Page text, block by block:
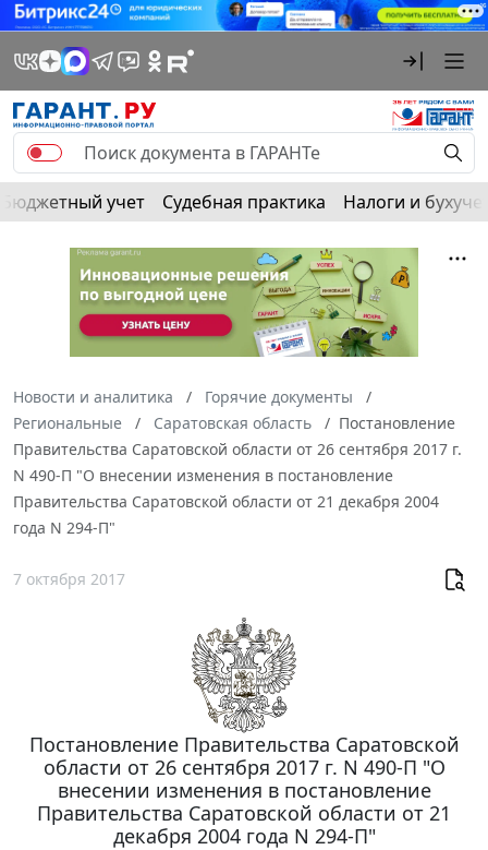
Бюджетный учет Судебная практика Налоги и
Новости и аналитика
Горячие документы
Региональные
Саратовская область
Постановление
Правительства Саратовской области от 26 сентября 2017 г.
N 490-П "О внесении изменения в постановление
Правительства Саратовской области от 21 декабря 2004
года N 294-П"
7 октября 2017
Постановление Правительства Саратовской
области от 26 сентября 2017 г. N 490-П "О
внесении изменения в постановление
Правительства Саратовской области от 21
декабря 2004 года N 294-П"